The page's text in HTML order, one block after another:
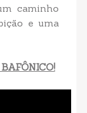
caminho
e uma